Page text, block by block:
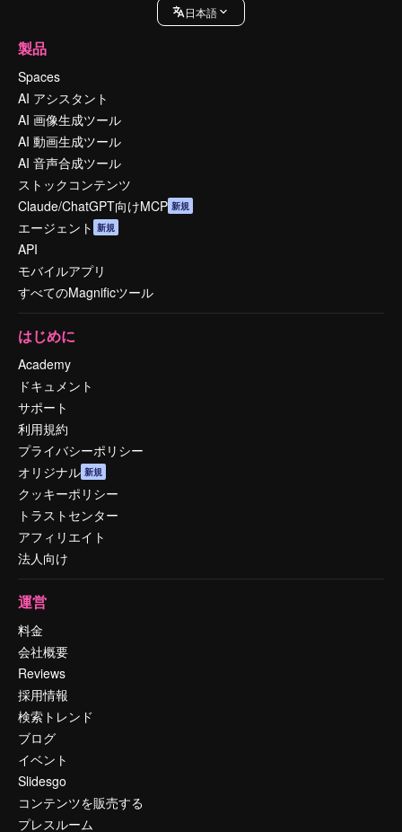
日本語
製品
Spaces
AI アシスタント
AI 画像生成ツール
AI 動画生成ツール
AI 音声合成ツール
ストックコンテンツ
Claude/ChatGPT向けMCP 新規
エージェント 新規
API
モバイルアプリ
すべてのMagnificツール
はじめに
Academy
ドキュメント
サポート
利用規約
プライバシーポリシー
オリジナル 新規
クッキーポリシー
トラストセンター
アフィリエイト
法人向け
運営
料金
会社概要
Reviews
採用情報
検索トレンド
ブログ
イベント
Slidesgo
コンテンツを販売する
プレスルーム